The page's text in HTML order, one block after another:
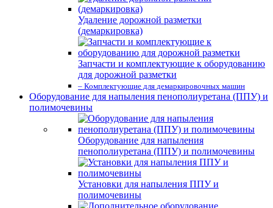
Удаление дорожной разметки
(демаркировка)
Запчасти и комплектующие к оборудованию
для дорожной разметки
– Комплектующие для демаркировочных машин
Оборудование для напыления пенополиуретана (ППУ) и
полимочевины
Оборудование для напыления
пенополиуретана (ППУ) и полимочевины
Установки для напыления ППУ и
полимочевины